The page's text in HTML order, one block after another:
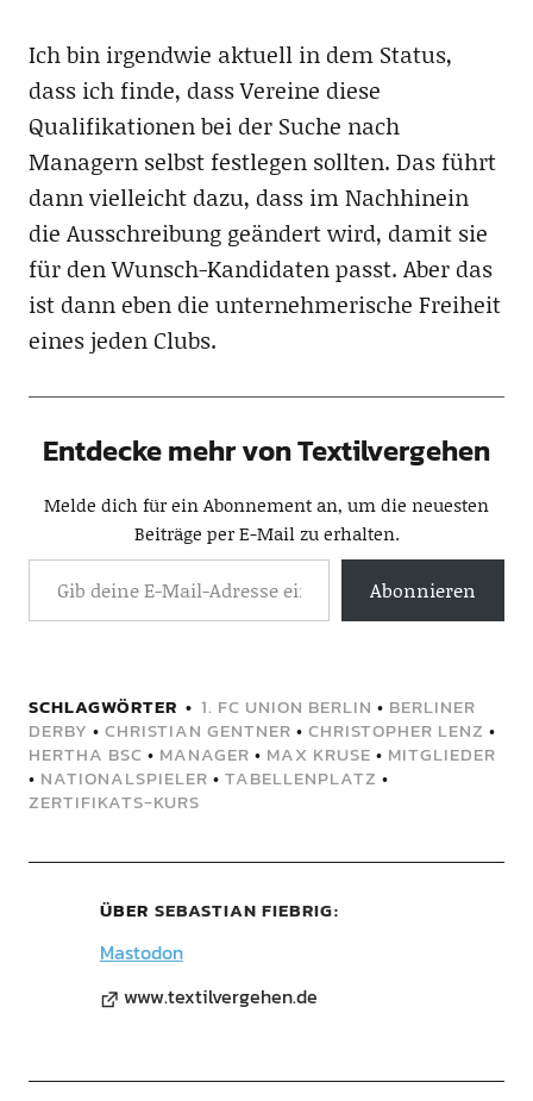
Ich bin irgendwie aktuell in dem Status,
dass ich finde, dass Vereine diese
Qualifikationen bei der Suche nach
Managern selbst festlegen sollten. Das führt
dann vielleicht dazu, dass im Nachhinein
die Ausschreibung geändert wird, damit sie
für den Wunsch-Kandidaten passt. Aber das
ist dann eben die unternehmerische Freiheit
eines jeden Clubs.
Entdecke mehr von Textilvergehen
Melde dich für ein Abonnement an, um die neuesten
Beiträge per E-Mail zu erhalten.
Abonnieren
SCHLAGWÖRTER 1. FC UNION BERLIN • BERLINER
DERBY • CHRISTIAN GENTNER • CHRISTOPHER LENZ •
HERTHA BSC • MANAGER • MAX KRUSE • MITGLIEDER
• NATIONALSPIELER • TABELLENPLATZ •
ZERTIFIKATS-KURS
ÜBER SEBASTIAN FIEBRIG
Mastodon
www.textilvergehen.de